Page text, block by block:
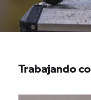
Trabajando